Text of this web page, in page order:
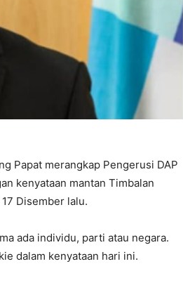
Papat merangkap Pengerusi DAP
kenyataan mantan Timbalan
Disember lalu.
ada individu, parti atau negara.
dalam kenyataan hari ini.